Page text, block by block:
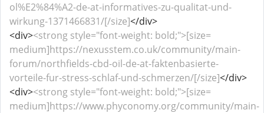
ol%E2%84%A2-de-at-informatives-zu-qualitat-und-
wirkung-1371466831/[/size]</div>
<div><strong style="font-weight: bold;">[size=
medium]https://nexusstem.co.uk/community/main-
forum/northfields-cbd-oil-de-at-faktenbasierte-
vorteile-fur-stress-schlaf-und-schmerzen/[/size]</div>
<div><strong style="font-weight: bold;">[size=
medium]https://www.phyconomy.org/community/main-